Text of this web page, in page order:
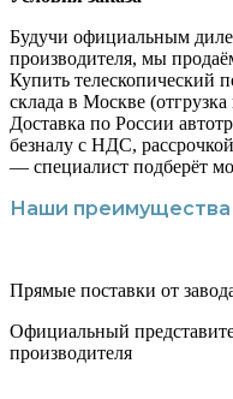
Будучи официальным
производителя, мы
Купить телескопический
склада в Москве
Доставка по России
безналу с НДС,
— специалист подберёт
Наши преимущества
Прямые поставки от
Официальный
производителя